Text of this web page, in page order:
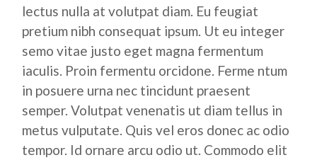
lectus nulla at volutpat diam. Eu feugiat
pretium nibh consequat ipsum. Ut eu integer
semo vitae justo eget magna fermentum
iaculis. Proin fermentu orcidone. Ferme ntum
in posuere urna nec tincidunt praesent
semper. Volutpat venenatis ut diam tellus in
metus vulputate. Quis vel eros donec ac odio
tempor. Id ornare arcu odio ut. Commodo elit